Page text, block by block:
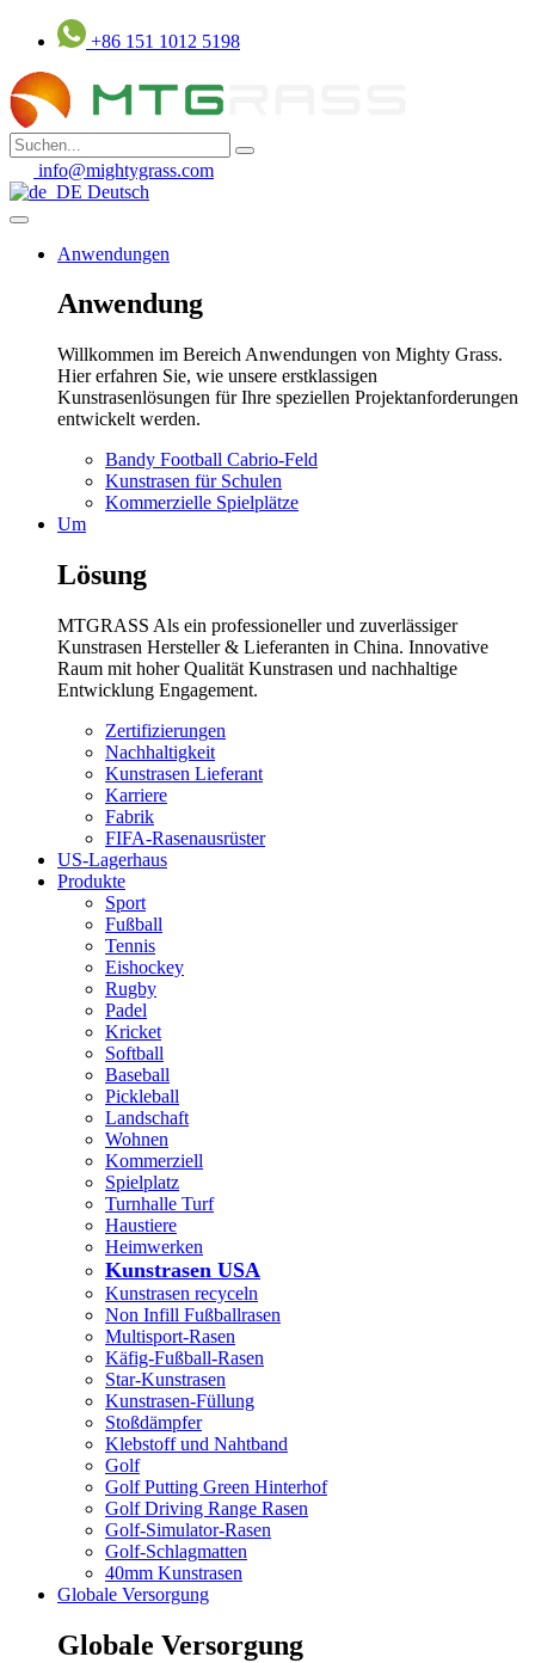
Inhalt
springen
+86 151 1012 5198
info@mightygrass.com
Deutsch
Anwendungen
Anwendung
Willkommen im Bereich Anwendungen von Mighty Grass.
Hier erfahren Sie, wie unsere erstklassigen
Kunstrasenlösungen für Ihre speziellen Projektanforderungen
entwickelt werden.
Bandy Football Cabrio-Feld
Kunstrasen für Schulen
Kommerzielle Spielplätze
Um
Lösung
MTGRASS Als ein professioneller und zuverlässiger
Kunstrasen Hersteller & Lieferanten in China. Innovative
Raum mit hoher Qualität Kunstrasen und nachhaltige
Entwicklung Engagement.
Zertifizierungen
Nachhaltigkeit
Kunstrasen Lieferant
Karriere
Fabrik
FIFA-Rasenausrüster
US-Lagerhaus
Produkte
Sport
Fußball
Tennis
Eishockey
Rugby
Padel
Kricket
Softball
Baseball
Pickleball
Landschaft
Wohnen
Kommerziell
Spielplatz
Turnhalle Turf
Haustiere
Heimwerken
Kunstrasen USA
Kunstrasen recyceln
Non Infill Fußballrasen
Multisport-Rasen
Käfig-Fußball-Rasen
Star-Kunstrasen
Kunstrasen-Füllung
Stoßdämpfer
Klebstoff und Nahtband
Golf
Golf Putting Green Hinterhof
Golf Driving Range Rasen
Golf-Simulator-Rasen
Golf-Schlagmatten
40mm Kunstrasen
Globale Versorgung
Globale Versorgung